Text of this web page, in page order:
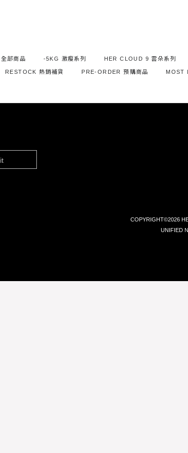
部商品 -5KG 激瘦系列 HER CLOUD 9 雲朵系列
RESTOCK 熱銷補貨 PRE-ORDER 預購商品 MOST
COPYRIGHT©2026
UNIFIED